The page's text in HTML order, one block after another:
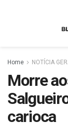
Home NOTÍCIA
Morre
carioca